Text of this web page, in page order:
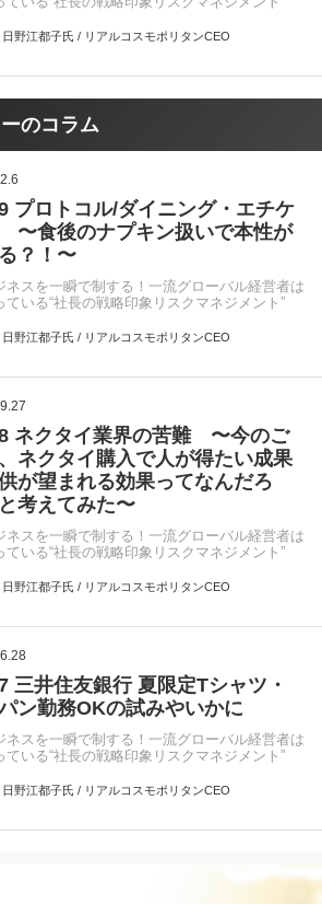
日野江都子氏 / リアルコスモポリタンCEO
のコラム
プロトコル/ダイニング・エチケ
〜食後のナプキン扱いで本性が
？！〜
ネスを一瞬で制する！一流グローバル経営者は
ている“社長の戦略印象リスクマネジメント”
日野江都子氏 / リアルコスモポリタンCEO
ネクタイ業界の苦難 〜今のご
ネクタイ購入で人が得たい成果
が望まれる効果ってなんだろ
考えてみた〜
ネスを一瞬で制する！一流グローバル経営者は
ている“社長の戦略印象リスクマネジメント”
日野江都子氏 / リアルコスモポリタンCEO
三井住友銀行 夏限定Tシャツ・
ン勤務OKの試みやいかに
ネスを一瞬で制する！一流グローバル経営者は
ている“社長の戦略印象リスクマネジメント”
日野江都子氏 / リアルコスモポリタンCEO